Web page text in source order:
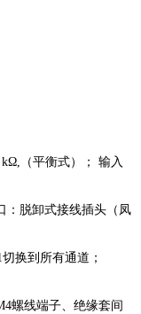
（平衡式）； 输入
脱卸式接线插头（凤
到所有通道；
螺线端子、绝缘套间